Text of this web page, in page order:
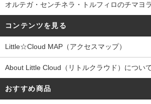
オルテガ・センチネラ・トルフィロのチマヨ
コンテンツを見る
Little☆Cloud MAP（アクセスマップ）
About Little Cloud（リトルクラウド）につい
おすすめ商品